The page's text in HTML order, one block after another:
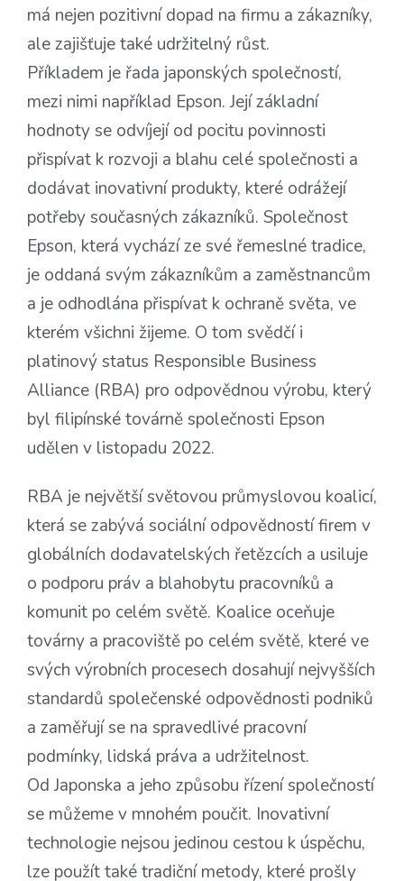
má nejen pozitivní dopad na firmu a zákazníky,
ale zajišťuje také udržitelný růst.
Příkladem je řada japonských společností,
mezi nimi například Epson. Její základní
hodnoty se odvíjejí od pocitu povinnosti
přispívat k rozvoji a blahu celé společnosti a
dodávat inovativní produkty, které odrážejí
potřeby současných zákazníků. Společnost
Epson, která vychází ze své řemeslné tradice,
je oddaná svým zákazníkům a zaměstnancům
a je odhodlána přispívat k ochraně světa, ve
kterém všichni žijeme. O tom svědčí i
platinový status Responsible Business
Alliance (RBA) pro odpovědnou výrobu, který
byl filipínské továrně společnosti Epson
udělen v listopadu 2022.
RBA je největší světovou průmyslovou koalicí,
která se zabývá sociální odpovědností firem v
globálních dodavatelských řetězcích a usiluje
o podporu práv a blahobytu pracovníků a
komunit po celém světě. Koalice oceňuje
továrny a pracoviště po celém světě, které ve
svých výrobních procesech dosahují nejvyšších
standardů společenské odpovědnosti podniků
a zaměřují se na spravedlivé pracovní
podmínky, lidská práva a udržitelnost.
Od Japonska a jeho způsobu řízení společností
se můžeme v mnohém poučit. Inovativní
technologie nejsou jedinou cestou k úspěchu,
lze použít také tradiční metody, které prošly